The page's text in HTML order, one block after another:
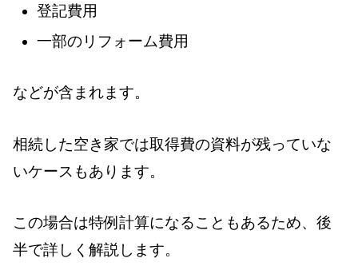
登記費用
一部のリフォーム費用
などが含まれます。
相続した空き家では取得費の資料が残っていな
いケースもあります。
この場合は特例計算になることもあるため、後
半で詳しく解説します。